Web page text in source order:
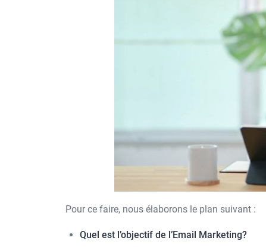
Pour ce faire, nous élaborons le plan suivant :
Quel est l’objectif de l’Email Marketing?